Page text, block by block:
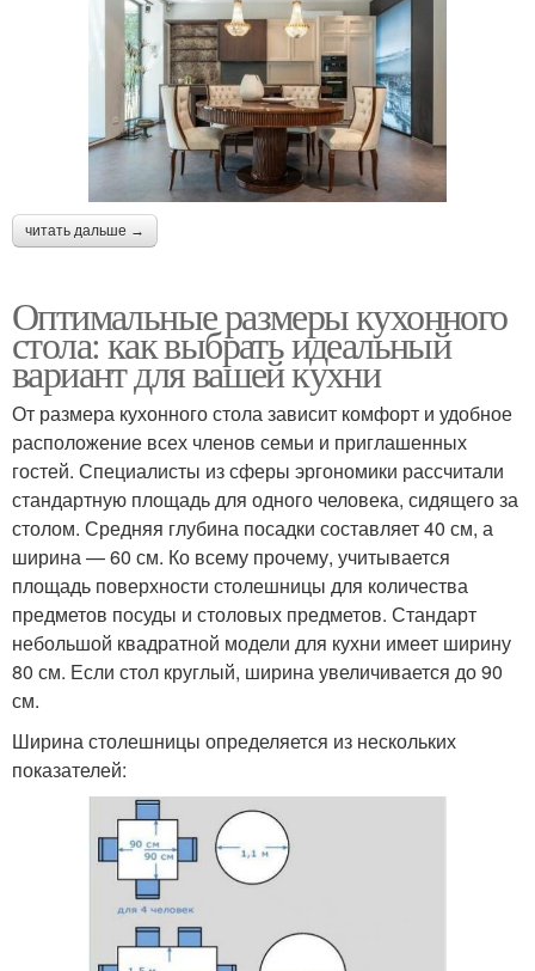
читать дальше →
Оптимальные размеры кухонного
стола: как выбрать идеальный
вариант для вашей кухни
От размера кухонного стола зависит комфорт и удобное
расположение всех членов семьи и приглашенных
гостей. Специалисты из сферы эргономики рассчитали
стандартную площадь для одного человека, сидящего за
столом. Средняя глубина посадки составляет 40 см, а
ширина — 60 см. Ко всему прочему, учитывается
площадь поверхности столешницы для количества
предметов посуды и столовых предметов. Стандарт
небольшой квадратной модели для кухни имеет ширину
80 см. Если стол круглый, ширина увеличивается до 90
см.
Ширина столешницы определяется из нескольких
показателей: